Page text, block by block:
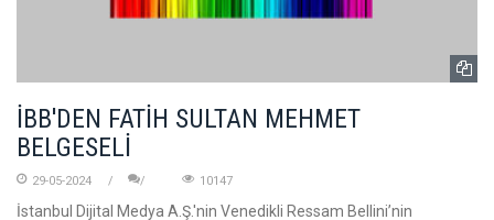
İBB'DEN FATİH SULTAN MEHMET
BELGESELİ
29-05-2024 10147
İstanbul Dijital Medya A.Ş.'nin Venedikli Ressam Bellini’nin